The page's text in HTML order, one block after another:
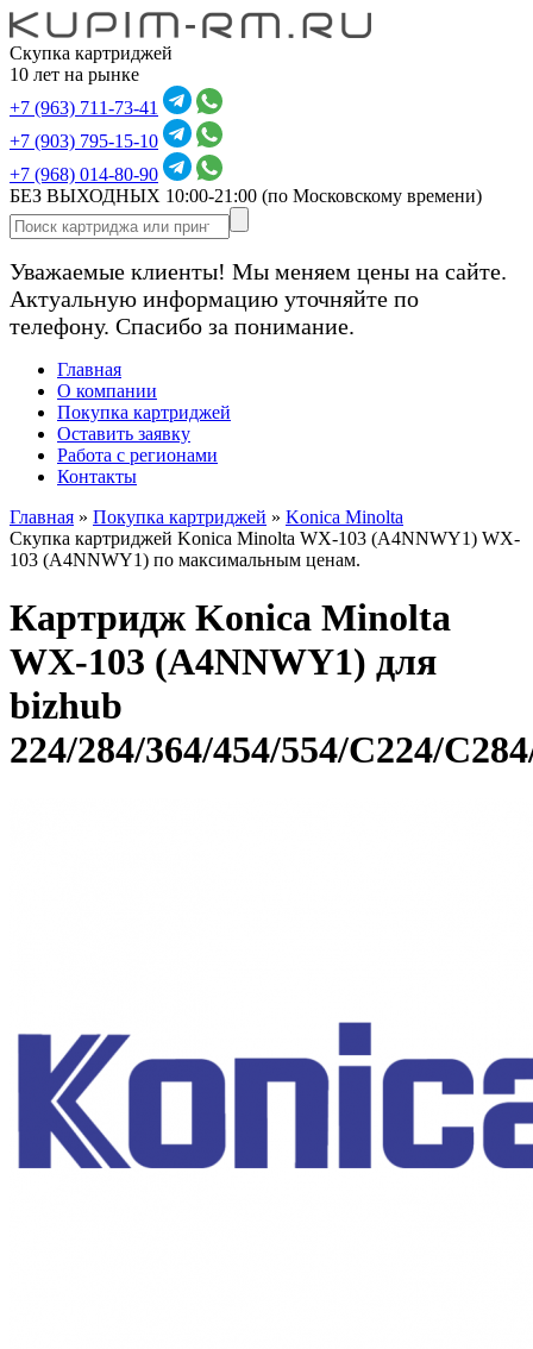
Скупка картриджей
10 лет на рынке
+7 (963) 711-73-41
+7 (903) 795-15-10
+7 (968) 014-80-90
БЕЗ ВЫХОДНЫХ 10:00-21:00 (по Московскому времени)
Уважаемые клиенты! Мы меняем цены на сайте.
Актуальную информацию уточняйте по
телефону. Спасибо за понимание.
Главная
О компании
Покупка картриджей
Оставить заявку
Работа с регионами
Контакты
Главная » Покупка картриджей » Konica Minolta
Скупка картриджей Konica Minolta WX-103 (A4NNWY1) WX-
103 (A4NNWY1) по максимальным ценам.
Картридж Konica Minolta
WX-103 (A4NNWY1) для
bizhub
224/284/364/454/554/C224/